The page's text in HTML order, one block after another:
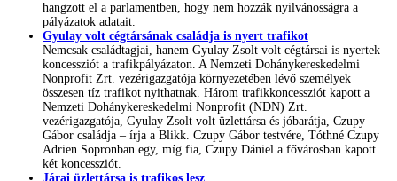
hangzott el a parlamentben, hogy nem hozzák nyilvánosságra a
pályázatok adatait.
Gyulay volt cégtársának családja is nyert trafikot
Nemcsak családtagjai, hanem Gyulay Zsolt volt cégtársai is nyertek
koncessziót a trafikpályázaton. A Nemzeti Dohánykereskedelmi
Nonprofit Zrt. vezérigazgatója környezetében lévő személyek
összesen tíz trafikot nyithatnak. Három trafikkoncessziót kapott a
Nemzeti Dohánykereskedelmi Nonprofit (NDN) Zrt.
vezérigazgatója, Gyulay Zsolt volt üzlettársa és jóbarátja, Czupy
Gábor családja – írja a Blikk. Czupy Gábor testvére, Tóthné Czupy
Adrien Sopronban egy, míg fia, Czupy Dániel a fővárosban kapott
két koncessziót.
Járai üzlettársa is trafikos lesz